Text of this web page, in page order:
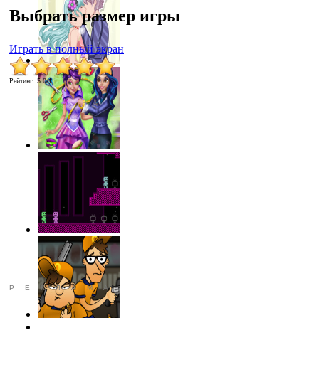
Выбрать размер игры
Играть в полный экран
Рейтинг: 5.0/1
РЕКЛАМА